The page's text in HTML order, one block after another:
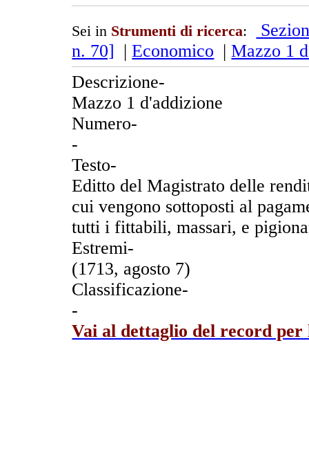
Sei in Strumenti di ricerca:
n. 70] |Economico |Mazzo 1
Descrizione-
Mazzo 1 d'addizione
Numero-
-
Testo-
Editto del Magistrato delle
cui vengono sottoposti al
tutti i fittabili, massari, e
Estremi-
(1713, agosto 7)
Classificazione-
-
Vai al dettaglio del record per